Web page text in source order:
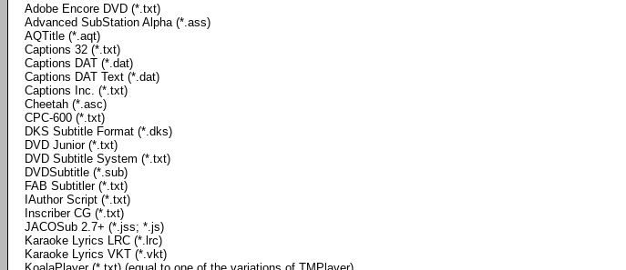
Adobe Encore DVD (*.txt)
Advanced SubStation Alpha (*.ass)
AQTitle (*.aqt)
Captions 32 (*.txt)
Captions DAT (*.dat)
Captions DAT Text (*.dat)
Captions Inc. (*.txt)
Cheetah (*.asc)
CPC-600 (*.txt)
DKS Subtitle Format (*.dks)
DVD Junior (*.txt)
DVD Subtitle System (*.txt)
DVDSubtitle (*.sub)
FAB Subtitler (*.txt)
IAuthor Script (*.txt)
Inscriber CG (*.txt)
JACOSub 2.7+ (*.jss; *.js)
Karaoke Lyrics LRC (*.lrc)
Karaoke Lyrics VKT (*.vkt)